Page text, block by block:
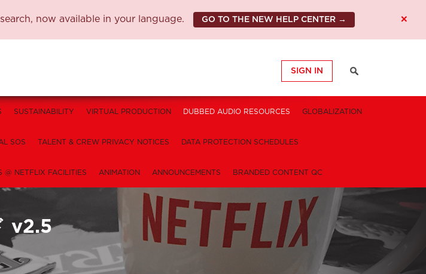
now available in your language. GO TO THE NEW HELP CENTER → ×
SIGN IN
SUSTAINABILITY VIRTUAL PRODUCTION DUBBED AUDIO RESOURCES GLOBALIZATION
SOS TALENT & CREW PRIVACY NOTICES DATA PROTECTION SCHEDULES
@ NETFLIX FACILITIES ANIMATION ANNOUNCEMENTS BRANDED CONTENT QC
v2.5